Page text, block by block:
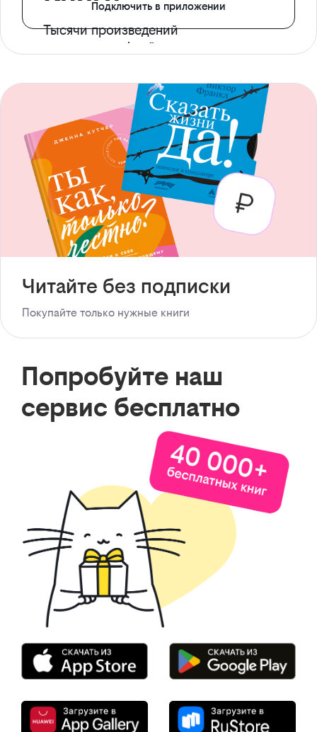
Тысячи произведений
с доступом офлайн
Подключить в приложении
Читайте без подписки
Покупайте только нужные книги
Попробуйте наш
сервис бесплатно